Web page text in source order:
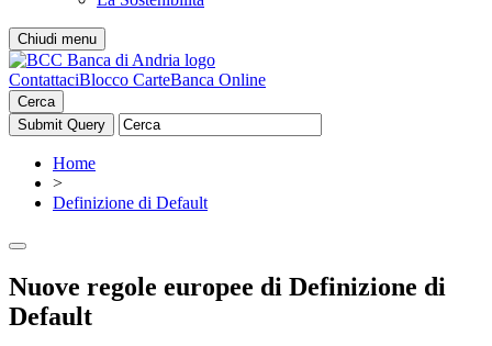
Chiudi menu
ContattaciBlocco CarteBanca Online
Cerca
Home
>
Definizione di Default
Nuove regole europee di Definizione di
Default